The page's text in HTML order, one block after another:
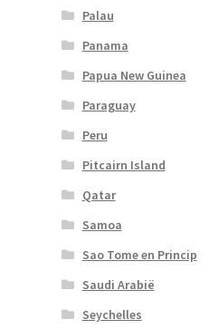
Palau
Panama
Papua New Guinea
Paraguay
Peru
Pitcairn Island
Qatar
Samoa
Sao Tome en Princip
Saudi Arabië
Seychelles